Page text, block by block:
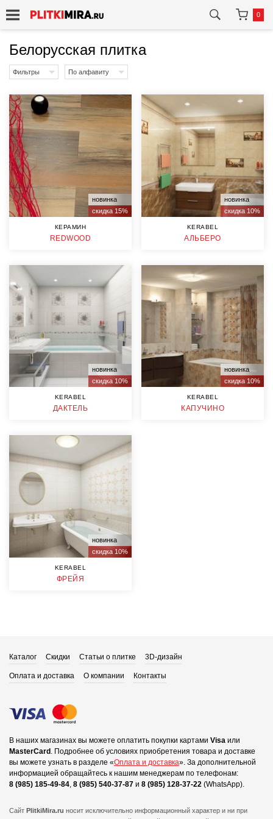
0
Белорусская плитка
Фильтры По алфавиту
новинка
скидка 15%
КЕРАМИН
REDWOOD
новинка
скидка 10%
KERABEL
АЛЬБЕРО
новинка
скидка 10%
KERABEL
ДАКТЕЛЬ
новинка
скидка 10%
KERABEL
КАПУЧИНО
новинка
скидка 10%
KERABEL
ФРЕЙЯ
Каталог Скидки Статьи о плитке 3D-дизайн
Оплата и доставка О компании Контакты
В наших магазинах вы можете оплатить покупки картами Visa или
MasterCard . Подробнее об условиях приобретения товара и доставке
вы можете узнать в разделе «Оплата и доставка». За дополнительной
информацией обращайтесь к нашим менеджерам по телефонам:
8 (985) 185-49-84, 8 (985) 540-37-87 и 8 (985) 128-37-22 (WhatsApp).
Сайт PlitkiMira.ru носит исключительно информационный характер и ни при